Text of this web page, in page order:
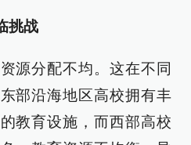
挑战
源分配不均。这在不同
部沿海地区高校拥有丰
教育设施，而西部高校